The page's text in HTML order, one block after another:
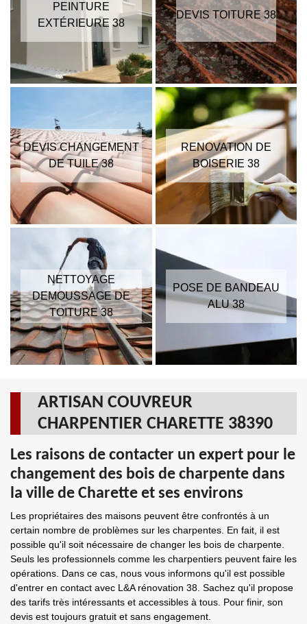
PEINTURE
EXTÉRIEURE 38
DEVIS TOITURE 38
DEVIS CHANGEMENT
DE TUILE 38
RENOVATION DE
BOISERIE 38
NETTOYAGE
DEMOUSSAGE DE
TOITURE 38
POSE DE BANDEAU
ALU 38
ARTISAN COUVREUR
CHARPENTIER CHARETTE 38390
Les raisons de contacter un expert pour le
changement des bois de charpente dans
la ville de Charette et ses environs
Les propriétaires des maisons peuvent être confrontés à un
certain nombre de problèmes sur les charpentes. En fait, il est
possible qu'il soit nécessaire de changer les bois de charpente.
Seuls les professionnels comme les charpentiers peuvent faire les
opérations. Dans ce cas, nous vous informons qu'il est possible
d'entrer en contact avec L&A rénovation 38. Sachez qu'il propose
des tarifs très intéressants et accessibles à tous. Pour finir, son
devis est toujours gratuit et sans engagement.